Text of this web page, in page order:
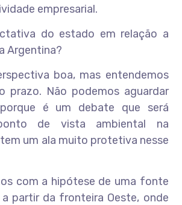
empresarial.
do estado em relação a
Argentina?
boa, mas entendemos
prazo. Não podemos aguardar
é um debate que será
de vista ambiental na
um ala muito protetiva nesse
com a hipótese de uma fonte
partir da fronteira Oeste, onde